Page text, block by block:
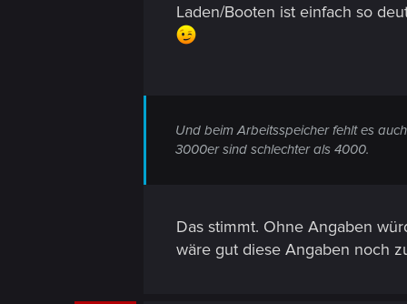
Laden/Booten ist einfach so
Und beim Arbeitsspeicher fehlt es
3000er sind schlechter als 4000.
Das stimmt. Ohne Angaben
wäre gut diese Angaben noch